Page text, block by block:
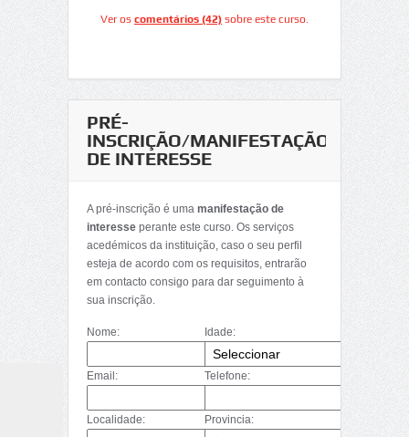
Ver os comentários (42) sobre este curso.
PRÉ-
INSCRIÇÃO/MANIFESTAÇÃO
DE INTERESSE
A pré-inscrição é uma manifestação de
interesse perante este curso. Os serviços
acedémicos da instituição, caso o seu perfil
esteja de acordo com os requisitos, entrarão
em contacto consigo para dar seguimento à
sua inscrição.
Nome:
Email:
Localidade:
Idade:
Telefone:
Provincia: